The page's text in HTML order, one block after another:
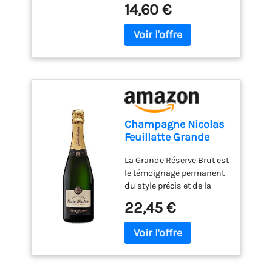
chocolat. 3,5 cm 13,8 cm
16,7 cm Peut contenir des
traces d'oeuf, graines de
cajou, noix de pécan, noix ,
noisettes, amandes,
pistache.
14,60 €
Champagne Nicolas
Feuillatte Grande
La Grande Réserve Brut est
le témoignage permanent
du style précis et de la
recherchée par Guillaume
Roffiaen, Chef de Caves de
Champagne Nicolas
22,45 €